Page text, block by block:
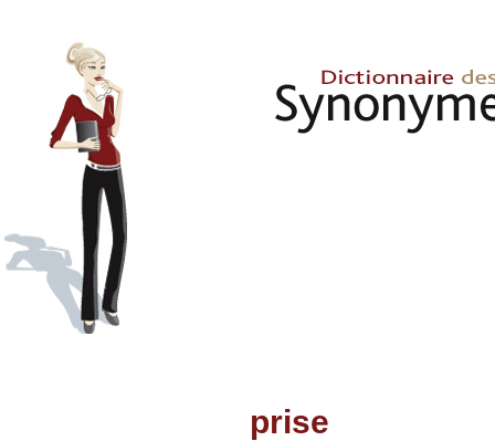
prise